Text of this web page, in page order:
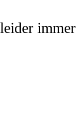
immer